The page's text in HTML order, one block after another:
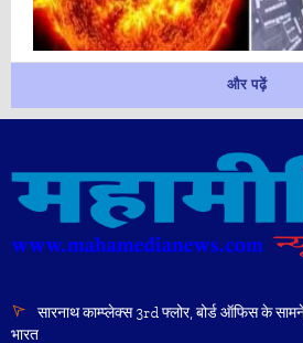
और पढ़ें
सारनाथ काम्प्लेक्स 3rd फ्लोर, बोर्ड ऑफिस के
भारत